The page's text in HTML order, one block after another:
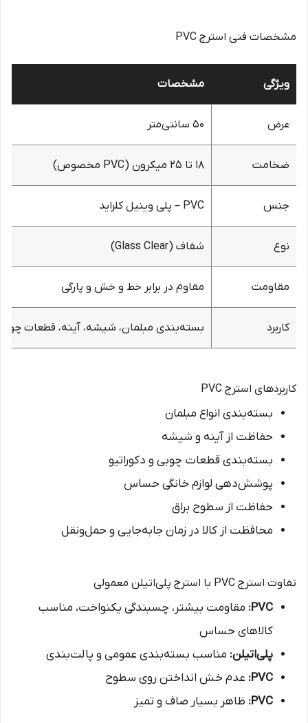
مشخصات فنی استرج PVC
ویژگی مشخصات
عرض ۵۰ سانتی‌متر
ضخامت ۱۸ تا ۲۵ میکرون (PVC مخصوص)
جنس PVC – پلی وینیل کلراید
نوع شفاف (Glass Clear)
مقاومت مقاوم در برابر خط و خش و پارگی
کاربرد بسته‌بندی مبلمان، شیشه، آینه، قطعات
کاربردهای استرج PVC
بسته‌بندی انواع مبلمان
حفاظت از آینه و شیشه
بسته‌بندی قطعات چوبی و دکوراتیو
پوشش‌دهی لوازم خانگی حساس
حفاظت از سطوح براق
محافظت از کالا در زمان جابه‌جایی و حمل‌ونقل
تفاوت استرج PVC با استرج پلی‌اتیلن معمولی
PVC: مقاومت بیشتر، چسبندگی یکنواخت، مناسب
کالاهای حساس
پلی‌اتیلن: مناسب بسته‌بندی عمومی و پالت‌بندی
PVC: عدم خش انداختن روی سطوح
PVC: ظاهر بسیار صاف و تمیز